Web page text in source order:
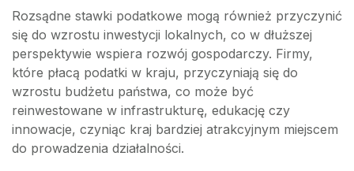
Rozsądne stawki podatkowe mogą również przyczynić
się do wzrostu inwestycji lokalnych, co w dłuższej
perspektywie wspiera rozwój gospodarczy. Firmy,
które płacą podatki w kraju, przyczyniają się do
wzrostu budżetu państwa, co może być
reinwestowane w infrastrukturę, edukację czy
innowacje, czyniąc kraj bardziej atrakcyjnym miejscem
do prowadzenia działalności.